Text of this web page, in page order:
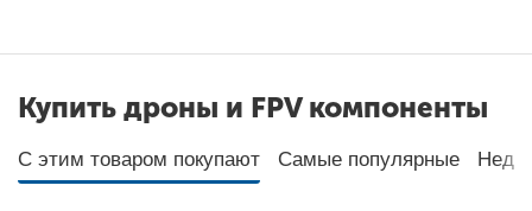
Купить дроны и FPV компоненты
С этим товаром покупают Самые популярные